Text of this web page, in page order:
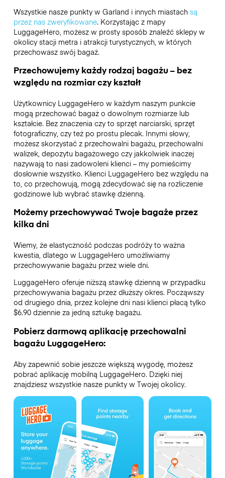
Wszystkie nasze punkty w Garland i innych miastach są
przez nas zweryfikowane. Korzystając z mapy
LuggageHero, możesz w prosty sposób znaleźć sklepy w
okolicy stacji metra i atrakcji turystycznych, w których
przechowasz swój bagaż.
Przechowujemy każdy rodzaj bagażu – bez
względu na rozmiar czy kształt
Użytkownicy LuggageHero w każdym naszym punkcie
mogą przechować bagaż o dowolnym rozmiarze lub
kształcie. Bez znaczenia czy to sprzęt narciarski, sprzęt
fotograficzny, czy też po prostu plecak. Innymi słowy,
możesz skorzystać z przechowalni bagażu, przechowalni
walizek, depozytu bagażowego czy jakkolwiek inaczej
nazywają to nasi zadowoleni klienci – my pomieścimy
dosłownie wszystko. Klienci LuggageHero bez względu na
to, co przechowują, mogą zdecydować się na rozliczenie
godzinowe lub wybrać stawkę dzienną.
Możemy przechowywać Twoje bagaże przez
kilka dni
Wiemy, że elastyczność podczas podróży to ważna
kwestia, dlatego w LuggageHero umożliwiamy
przechowywanie bagażu przez wiele dni.
LuggageHero oferuje niższą stawkę dzienną w przypadku
przechowywania bagażu przez dłuższy okres. Począwszy
od drugiego dnia, przez kolejne dni nasi klienci płacą tylko
$6.90 dziennie za jedną sztukę bagażu.
Pobierz darmową aplikację przechowalni
bagażu LuggageHero:
Aby zapewnić sobie jeszcze większą wygodę, możesz
pobrać aplikację mobilną LuggageHero. Dzięki niej
znajdziesz wszystkie nasze punkty w Twojej okolicy.